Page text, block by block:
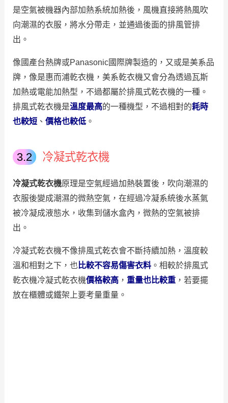
是空氣被機器內部加熱系統加熱後，風機直接將熱風吹
向潮濕的衣服，將水分帶走，並通過後面的排風管排
出。
像國產台熱牌或Panasonic國際牌製造的，又或是美系品
牌，像是惠而浦乾衣機，美系乾衣機又會分為透過瓦斯
加熱或電能加熱型，不過都屬於排風式乾衣機的一種。
排風式乾衣機是溫度最高的一種機型，不過相對的耗時
也較短、 價格也較低。
冷凝式乾衣機
冷凝式乾衣機原理是空氣經過加熱裝置後，吹向潮濕的
衣服後變成潮濕的微熱空氣，在經過冷凝系統後水蒸氣
被冷凝成液態水，收集到儲水盒內，微熱的空氣被排
出。
冷凝式乾衣機不像排風式乾衣會不斷持續加熱，溫度較
溫和相對之下，也 比較不容易傷害衣料。相較於排風式
乾衣機冷凝式乾衣機價格較高， 重量也比較重，若要擺
放在櫃體或鐵架上要考量重量。